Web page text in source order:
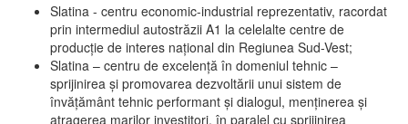
Slatina - centru economic-industrial reprezentativ, racordat
prin intermediul autostrăzii A1 la celelalte centre de
producţie de interes naţional din Regiunea Sud-Vest;
Slatina – centru de excelenţă în domeniul tehnic –
sprijinirea şi promovarea dezvoltării unui sistem de
învăţământ tehnic performant şi dialogul, menţinerea şi
atragerea marilor investitori, în paralel cu sprijinirea